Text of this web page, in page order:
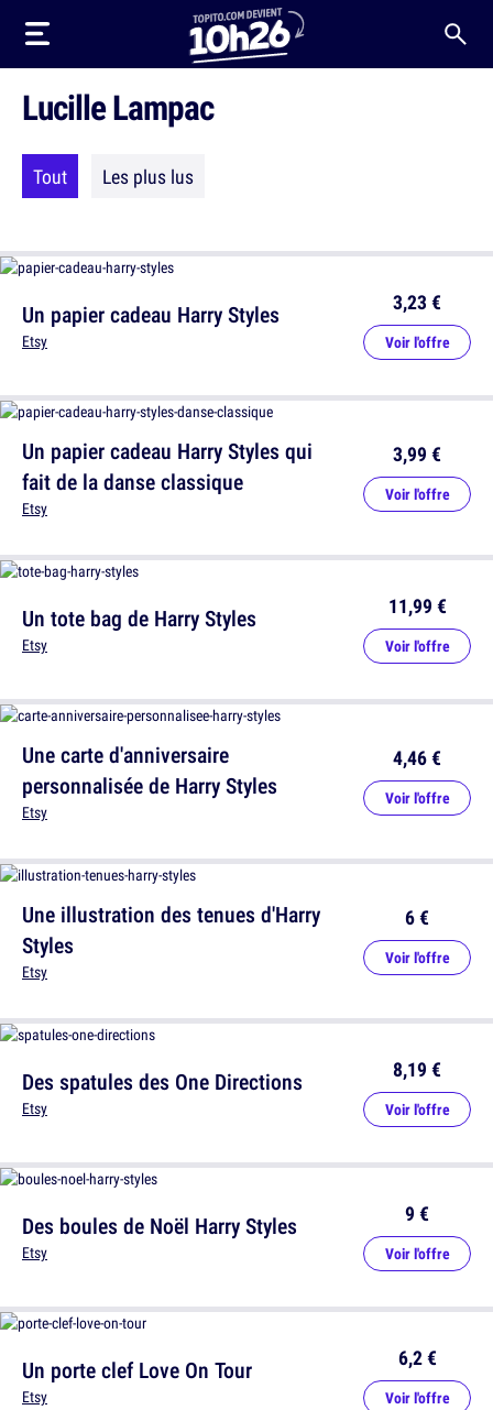
Lucille Lampac
Tout Les plus lus
Un papier cadeau Harry Styles
Etsy
3,23 €
Voir l'offre
Un tote bag de Harry Styles
Etsy
11,99 €
Voir l'offre
Une illustration des tenues d'Harry
Styles
Etsy
6 €
Voir l'offre
Des boules de Noël Harry Styles
Etsy
9 €
Voir l'offre
Un papier cadeau Harry Styles qui
fait de la danse classique
Etsy
3,99 €
Voir l'offre
Une carte d'anniversaire
personnalisée de Harry Styles
Etsy
4,46 €
Voir l'offre
Des spatules des One Directions
Etsy
8,19 €
Voir l'offre
Un porte clef Love On Tour
Etsy
6,2 €
Voir l'offre